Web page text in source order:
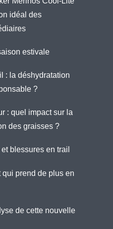
idéal des
estivale
: la déshydratation
?
: quel impact sur la
des graisses ?
blessures en trail
qui prend de plus en
de cette nouvelle